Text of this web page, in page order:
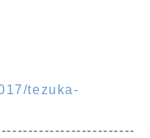
tezuka-